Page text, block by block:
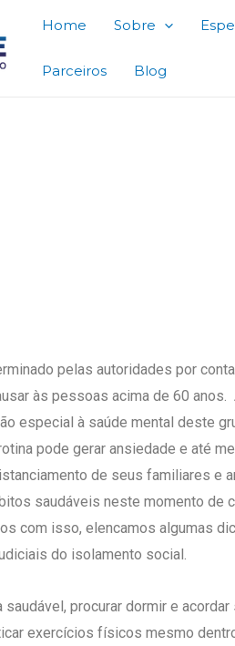
Home Sobre
Parceiros Blog
pelas autoridades por
às pessoas acima de 60
especial à saúde mental deste
pode gerar ansiedade e até
de seus familiares e
saudáveis neste momento de
com isso, elencamos algumas
do isolamento social.
saudável, procurar dormir e
exercícios físicos mesmo